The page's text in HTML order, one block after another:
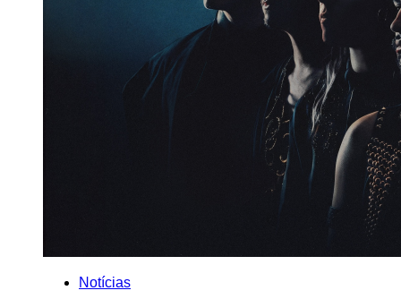
Notícias